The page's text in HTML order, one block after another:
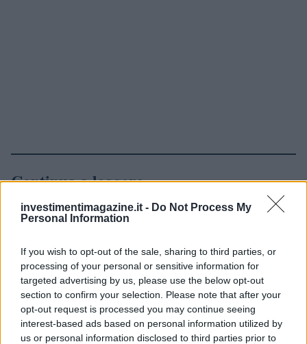
investimentimagazine.it - Do Not Process My
Personal Information
If you wish to opt-out of the sale, sharing to third parties, or
processing of your personal or sensitive information for
targeted advertising by us, please use the below opt-out
section to confirm your selection. Please note that after your
opt-out request is processed you may continue seeing
interest-based ads based on personal information utilized by
us or personal information disclosed to third parties prior to
Continua a leggere
NEWS